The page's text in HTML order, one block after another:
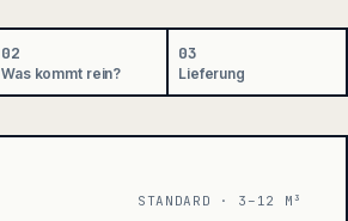
02
Was kommt rein?
03
Lieferung
STANDARD · 3–12 M³